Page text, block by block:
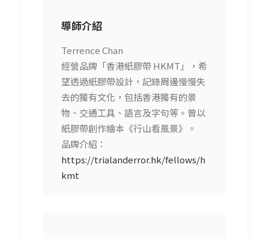
導師介紹
Terrence Chan
經營品牌「香港紙膠帶 HKMT」，希
望透過紙膠帶設計，記錄周邊慢慢失
去的獨有文化，包括香港獨有的景
物、交通工具、語言及字句等。曾以
紙膠帶創作繪本《行山看風景》。
品牌介紹：
https://trialanderror.hk/fellows/h
kmt